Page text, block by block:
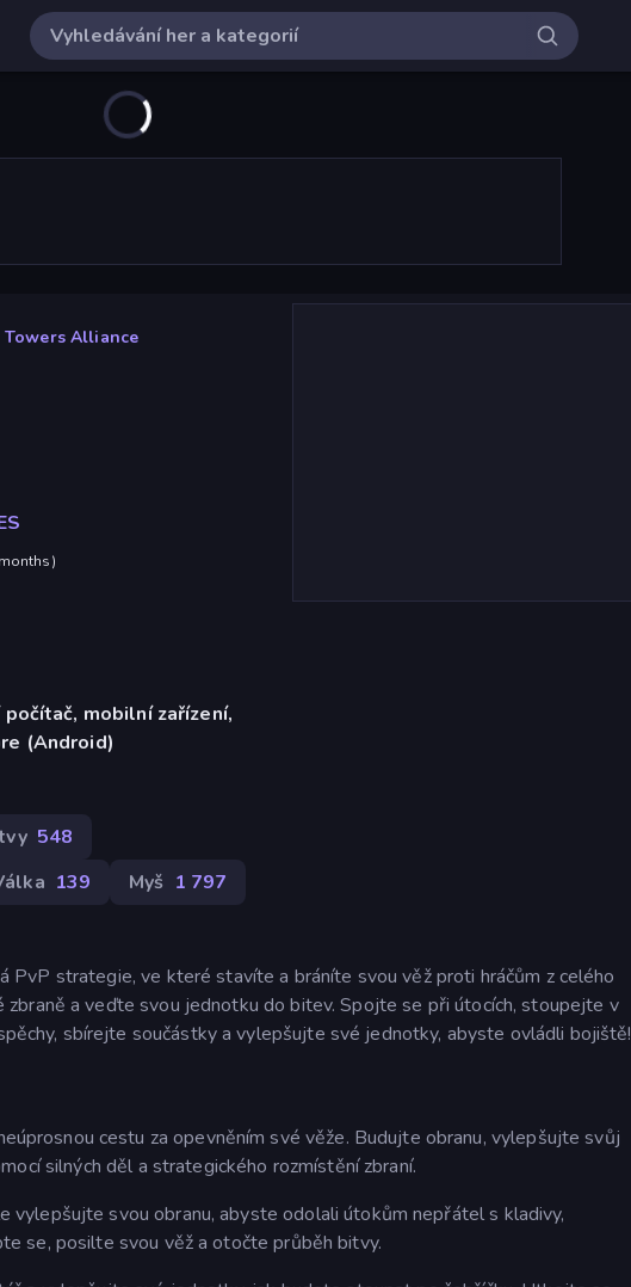
Towers Alliance
)
mobilní zařízení,
(Android)
548
139 Myš 1 797
PvP strategie, ve které stavíte a bráníte svou věž proti hráčům z celého
a veďte svou jednotku do bitev. Spojte se při útocích, stoupejte v
sbírejte součástky a vylepšujte své jednotky, abyste ovládli bojiště!
cestu za opevněním své věže. Budujte obranu, vylepšujte svůj
silných děl a strategického rozmístění zbraní.
vylepšujte svou obranu, abyste odolali útokům nepřátel s kladivy,
se, posilte svou věž a otočte průběh bitvy.